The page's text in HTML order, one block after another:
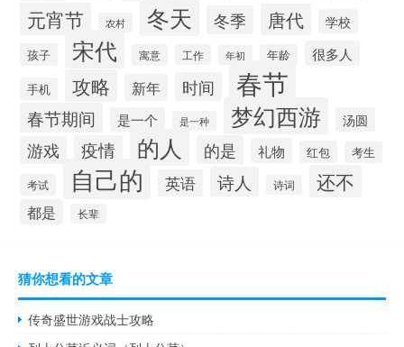
元宵节 农村 冬天 冬季 唐代 学校
孩子 宋代 寓意 工作 年初 年龄 很多人
手机 攻略 新年 时间 春节
春节期间 是一个 是一种 梦幻西游 汤圆
游戏 疫情 的人 的是 礼物 红包
考生
考试
自己的 英语 诗人 诗词 还不
都是 长辈
猜你想看的文章
传奇盛世游戏战士攻略